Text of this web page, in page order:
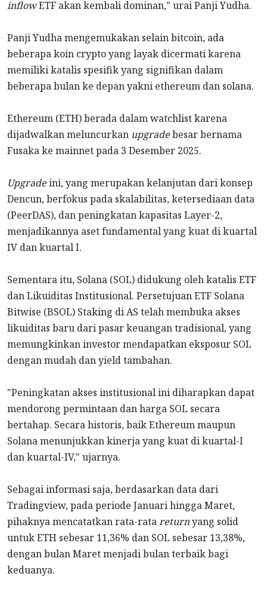
inflowETF akan kembali dominan," urai Panji Yudha.
Panji Yudha mengemukakan selain bitcoin, ada
beberapa koin crypto yang layak dicermati karena
memiliki katalis spesifik yang signifikan dalam
beberapa bulan ke depan yakni ethereum dan solana.
Ethereum (ETH) berada dalam watchlist karena
dijadwalkan meluncurkan upgradebesar bernama
Fusaka ke mainnet pada 3 Desember 2025.
Upgradeini, yang merupakan kelanjutan dari konsep
Dencun, berfokus pada skalabilitas, ketersediaan data
(PeerDAS), dan peningkatan kapasitas Layer-2,
menjadikannya aset fundamental yang kuat di kuartal
IV dan kuartal I.
Sementara itu, Solana (SOL) didukung oleh katalis ETF
dan Likuiditas Institusional. Persetujuan ETF Solana
Bitwise (BSOL) Staking di AS telah membuka akses
likuiditas baru dari pasar keuangan tradisional, yang
memungkinkan investor mendapatkan eksposur SOL
dengan mudah dan yield tambahan.
"Peningkatan akses institusional ini diharapkan dapat
mendorong permintaan dan harga SOL secara
bertahap. Secara historis, baik Ethereum maupun
Solana menunjukkan kinerja yang kuat di kuartal-I
dan kuartal-IV," ujarnya.
Sebagai informasi saja, berdasarkan data dari
Tradingview, pada periode Januari hingga Maret,
pihaknya mencatatkan rata-ratareturnyang solid
untuk ETH sebesar 11,36% dan SOL sebesar 13,38%,
dengan bulan Maret menjadi bulan terbaik bagi
keduanya.